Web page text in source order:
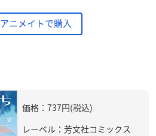
アニメイトで購入
価格：737円(税込)
レーベル：芳文社コミックス